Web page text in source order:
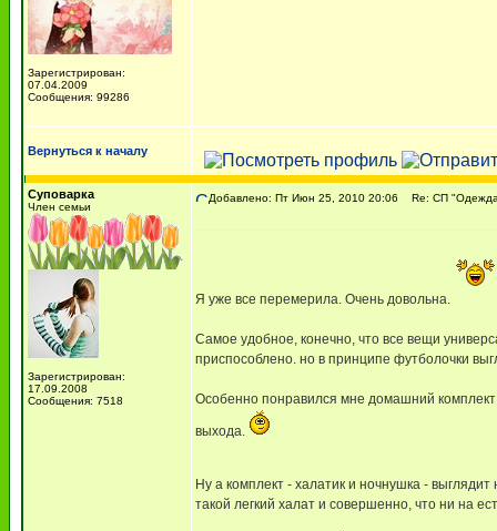
Зарегистрирован:
07.04.2009
Сообщения: 99286
Вернуться к началу
Суповарка
Член семьи
Зарегистрирован:
17.09.2008
Сообщения: 7518
Добавлено: Пт Июн 25, 2010 20:06 Re: СП "Одежда
Я уже все перемерила. Очень довольна.
Самое удобное, конечно, что все вещи
приспособлено. но в принципе футболочки
Особенно понравился мне домашний
выхода.
Ну а комплект - халатик и ночнушка -
такой легкий халат и совершенно, что ни на